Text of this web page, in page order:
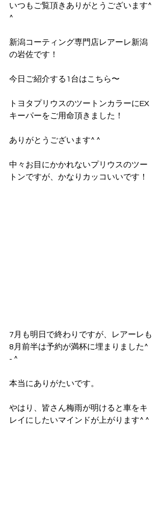
いつもご覧頂きありがとうございます^
^
新潟コーティング専門店レアーレ新潟
の岩佐です！
今日ご紹介する1台はこちら〜
トヨタプリウスのツートンカラーにEX
キーパーをご用命頂きました！
ありがとうございます^ ^
中々お目にかかれないプリウスのツー
トンですが、かなりカッコいいです！
7月も明日で終わりですが、レアーレも
8月前半は予約が満杯に埋まりました^
- ^
本当にありがたいです。
やはり、皆さん梅雨が明けると車をキ
レイにしたいマインドが上がります^ ^